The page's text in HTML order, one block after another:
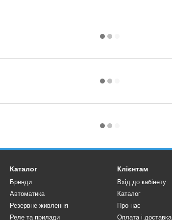
Каталог
Бренди
Автоматика
Резервне живлення
Реле та прилади
Клієнтам
Вхід до кабінету
Каталог
Про нас
Оплата і доставка